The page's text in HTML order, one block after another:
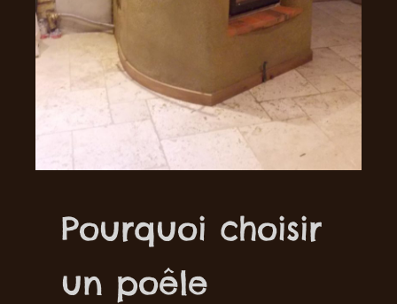
Pourquoi choisir
un poêle